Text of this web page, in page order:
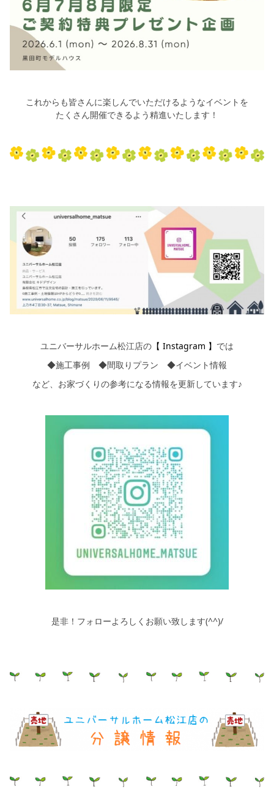
これからも皆さんに楽しんでいただけるようなイベントを
たくさん開催できるよう精進いたします！
ユニバーサルホーム松江店の 【 Instagram 】 では
◆施工事例 ◆間取りプラン ◆イベント情報
など、お家づくりの参考になる情報を更新しています♪
是非！フォローよろしくお願い致します(^^)/